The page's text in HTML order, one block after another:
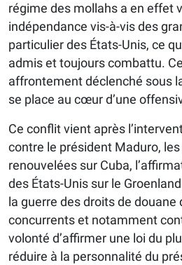
régime des mollahs a en effet
indépendance vis-à-vis des
particulier des États-Unis, ce
admis et toujours combattu.
affrontement déclenché sous
se place au cœur d’une
Ce conflit vient après
contre le président Maduro,
renouvelées sur Cuba,
des États-Unis sur le
la guerre des droits de
concurrents et notamment
volonté d’affirmer une loi du
réduire à la personnalité du